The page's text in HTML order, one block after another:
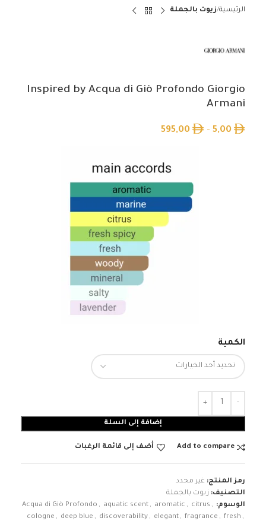
الرئيسية زيوت بالجملة
Inspired by Acqua di Giò Profondo Giorgio
Armani
5,00
–
595,00
الكمية
إضافة إلى السلة
Add to compare أضف إلى قائمة الرغبات
رمز المنتج: غير محدد
التصنيف: زيوت بالجملة
الوسوم:
Acqua di Giò Profondo , aquatic scent , aromatic , citrus ,
cologne , deep blue , discoverability , elegant , fragrance , fresh ,